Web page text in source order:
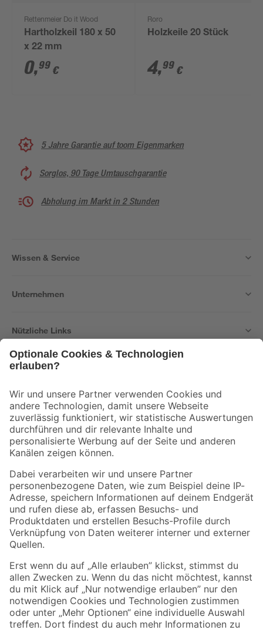
Rettenmeier Do it Wood
Hartholzkeil 180 x 50
x 22 mm
0,99 €
Roro
Holzkeile 20 Stück
4,99 €
5 Jahre Garantie auf toom Eigenmarken
Sorglos, 90 Tage Umtauschgarantie
Abholung im Markt in 2 Stunden
Wissen & Service
Unternehmen
Nützliche Links
Der toom Newsletter: Keine Angebote und Aktionen mehr verpassen!
Zur Newsletter Anmeldung
Folge uns
Zahlungsarten Versandarten
Sicher einkaufen
Jetzt die toom-App herunterladen